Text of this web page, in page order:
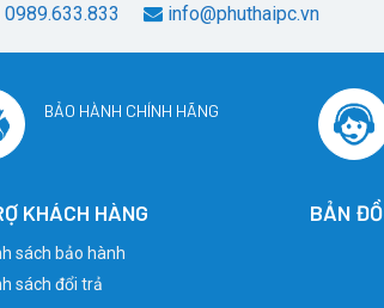
0989.633.833 info@phuthaipc.vn
BẢO HÀNH CHÍNH HÃNG
KHÁCH HÀNG
sách bảo hành
sách đổi trả
BẢN ĐỒ